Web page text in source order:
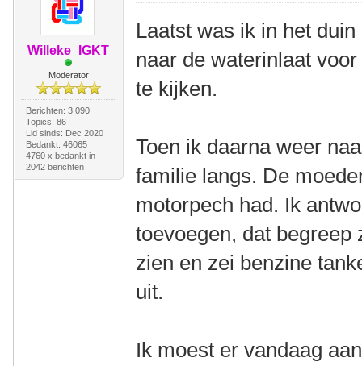
Willeke_IGKT
Moderator
Berichten: 3.090
Topics: 86
Lid sinds: Dec 2020
Bedankt: 46065
4760 x bedankt in
2042 berichten
Laatst was ik in het
naar de waterinlaat
te kijken.
Toen ik daarna weer
familie langs. De
motorpech had. Ik
toevoegen, dat
zien en zei benzine
uit.
Ik moest er vandaag